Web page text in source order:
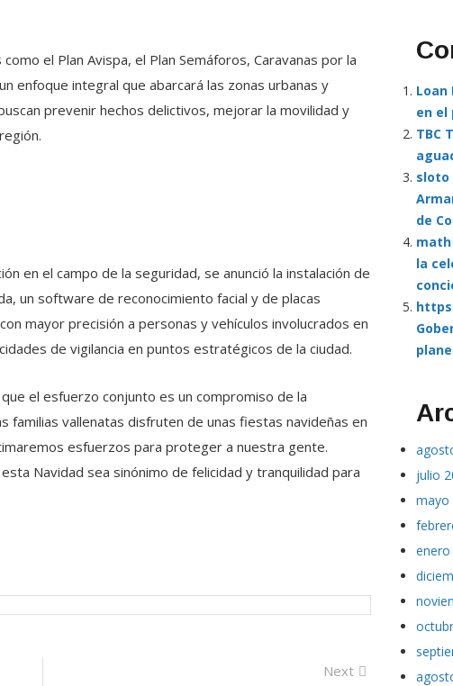
el Plan Avispa, el Plan Semáforos, Caravanas por la
enfoque integral que abarcará las zonas urbanas y
prevenir hechos delictivos, mejorar la movilidad y
en el campo de la seguridad, se anunció la instalación de
un software de reconocimiento facial y de placas
mayor precisión a personas y vehículos involucrados en
de vigilancia en puntos estratégicos de la ciudad.
el esfuerzo conjunto es un compromiso de la
familias vallenatas disfruten de unas fiestas navideñas en
esfuerzos para proteger a nuestra gente.
Navidad sea sinónimo de felicidad y tranquilidad para
Next
Next
Loan
en el
TBC
sloto
de
la
julio
mayo
enero